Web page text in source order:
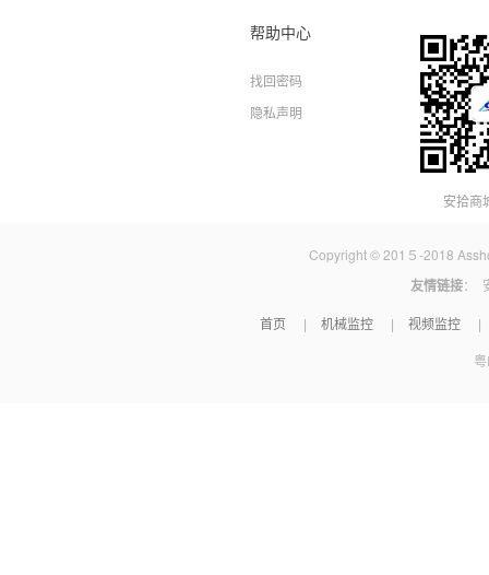
帮助中心
找回密码
隐私声明
安拾商
Copyright © 201５-2018
友情链接：
首页 机械监控 视频监控